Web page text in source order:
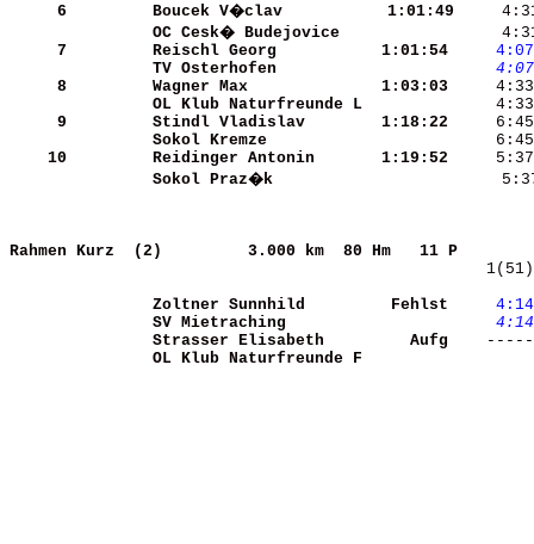
     6
Boucek V�clav
1:01:49
OC Cesk� Budejovice
     7
Reischl Georg 1:01:54
    4:07
TV Osterhofen
    4:07
     8
Wagner Max
1:03:03
OL Klub Naturfreunde L
     9
Stindl Vladislav
1:18:22
Sokol Kremze
    10
Reidinger Antonin
1:19:52
Sokol Praz�k
Rahmen Kurz  (2)
3.000 km  80
Zoltner Sunnhild
  Fehlst
    4:14
SV Mietraching
    4:14
Strasser Elisabeth
    Aufg
OL Klub Naturfreunde F